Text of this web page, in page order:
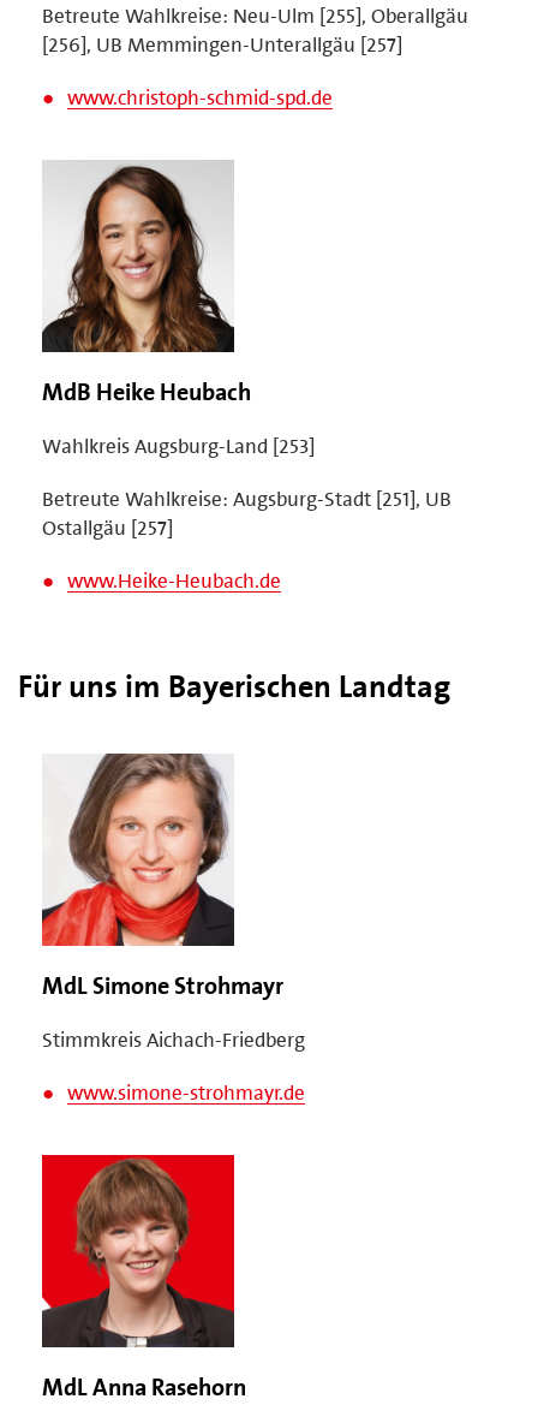
Betreute Wahlkreise: Neu-Ulm [255], Oberallgäu
[256], UB Memmingen-Unterallgäu [257]
www.christoph-schmid-spd.de
MdB Heike Heubach
Wahlkreis Augsburg-Land [253]
Betreute Wahlkreise: Augsburg-Stadt [251], UB
Ostallgäu [257]
www.Heike-Heubach.de
Für uns im Bayerischen Landtag
MdL Simone Strohmayr
Stimmkreis Aichach-Friedberg
www.simone-strohmayr.de
MdL Anna Rasehorn